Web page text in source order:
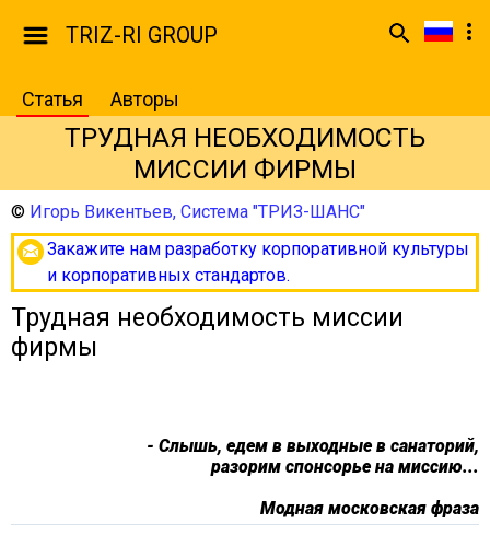
TRIZ-RI GROUP
Статья Авторы
ТРУДНАЯ НЕОБХОДИМОСТЬ
МИССИИ ФИРМЫ
© Игорь Викентьев, Система "ТРИЗ-ШАНС"
Закажите нам разработку корпоративной культуры
и корпоративных стандартов.
Трудная необходимость миссии
фирмы
- Слышь, едем в выходные в санаторий,
разорим спонсорье на миссию...
Модная московская фраза